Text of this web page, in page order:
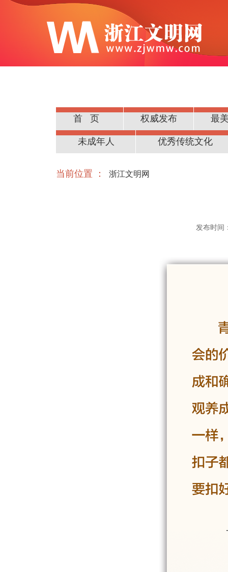
首页 权威发布 最
公民道德
未成年人 优秀传统文化
当前位置 ： 浙江文明网
发布时间